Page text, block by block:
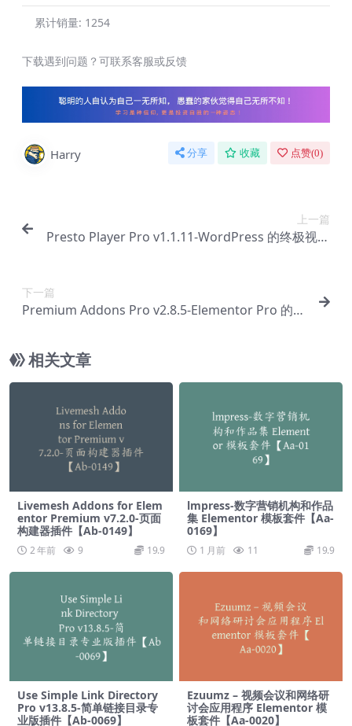
累计销量: 1254
下载遇到问题？可联系客服或反馈
Harry 分享 收藏 点赞(0)
上一篇
Presto Player Pro v1.1.11-WordPress 的终极视频
下一篇
Premium Addons Pro v2.8.5-Elementor Pro 的高
相关文章
Livemesh Addons for Elem
entor Premium v7.2.0-页面
构建器插件【Ab-0149】
2 年前 9 19.9
lmpress-数字营销机构和作品
集 Elementor 模板套件【Aa-
0169】
1 月前 11 19.9
Use Simple Link Directory
Pro v13.8.5-简单链接目录专
业版插件【Ab-0069】
Ezuumz – 视频会议和网络研
讨会应用程序 Elementor 模
板套件【Aa-0020】